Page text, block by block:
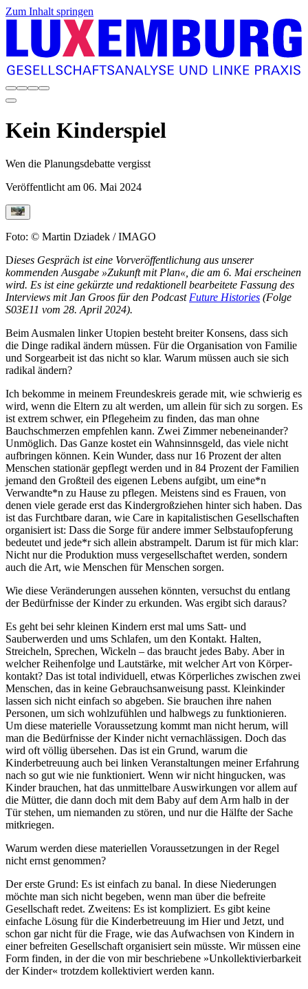
Zum Inhalt springen
Kein Kinderspiel
Wen die Planungsdebatte vergisst
Veröffentlicht am 06. Mai 2024
Foto: © Martin Dziadek / IMAGO
Dieses Gespräch ist eine Vorveröffentlichung aus unserer
kommenden Ausgabe »Zukunft mit Plan«, die am 6. Mai erscheinen
wird. Es ist eine gekürzte und redaktionell bearbeitete Fassung des
Interviews mit Jan Groos für den PodcastFuture Histories (Folge
S03E11 vom 28. April 2024).
Beim Ausmalen linker Utopien besteht breiter Konsens, dass sich
die Dinge radikal ändern müssen. Für die Organisation von Familie
und Sorgearbeit ist das nicht so klar. Warum müssen auch sie sich
radikal ändern?
Ich bekomme in meinem Freundeskreis gerade mit, wie schwierig es
wird, wenn die Eltern zu alt werden, um allein für sich zu sorgen. Es
ist extrem schwer, ein Pflegeheim zu finden, das man ohne
Bauchschmerzen empfehlen kann. Zwei Zimmer nebeneinander?
Unmöglich. Das Ganze kostet ein Wahnsinnsgeld, das viele nicht
aufbringen können. Kein Wunder, dass nur 16 Prozent der alten
Menschen stationär gepflegt werden und in 84 Prozent der Familien
jemand den Großteil des eigenen Lebens aufgibt, um eine*n
Verwandte*n zu Hause zu pflegen. Meistens sind es Frauen, von
denen viele gerade erst das Kindergroßziehen hinter sich haben. Das
ist das Furchtbare daran, wie Care in kapitalistischen Gesellschaften
organisiert ist: Dass die Sorge für andere immer Selbstaufopferung
bedeutet und jede*r sich allein abstrampelt. Darum ist für mich klar:
Nicht nur die Produktion muss vergesellschaftet werden, sondern
auch die Art, wie Menschen für Menschen sorgen.
Wie diese Veränderungen aussehen könnten, versuchst du entlang
der Bedürfnisse der Kinder zu erkunden. Was ergibt sich daraus?
Es geht bei sehr kleinen Kindern erst mal ums Satt- und
Sauberwerden und ums Schlafen, um den Kontakt. Halten,
Streicheln, Sprechen, Wickeln – das braucht jedes Baby. Aber in
welcher Reihenfolge und Lautstärke, mit welcher Art von Körper­
kontakt? Das ist total individuell, etwas Körperliches zwischen zwei
Menschen, das in keine Gebrauchsanweisung passt. Kleinkinder
lassen sich nicht einfach so abgeben. Sie brauchen ihre nahen
Personen, um sich wohlzufühlen und halbwegs zu funktionieren.
Um diese materielle Voraussetzung kommt man nicht herum, will
man die Bedürfnisse der Kinder nicht vernachlässigen. Doch das
wird oft völlig übersehen. Das ist ein Grund, warum die
Kinderbetreuung auch bei linken Veranstaltungen meiner Erfahrung
nach so gut wie nie funktioniert. Wenn wir nicht hingucken, was
Kinder brauchen, hat das unmittelbare Auswirkungen vor allem auf
die Mütter, die dann doch mit dem Baby auf dem Arm halb in der
Tür stehen, um niemanden zu stören, und nur die Hälfte der Sache
mitkriegen.
Warum werden diese materiellen Voraussetzungen in der Regel
nicht ernst genommen?
Der erste Grund: Es ist einfach zu banal. In diese Niederungen
möchte man sich nicht begeben, wenn man über die befreite
Gesellschaft redet. Zweitens: Es ist kompliziert. Es gibt keine
einfache Lösung für die Kinderbetreuung im Hier und Jetzt, und
schon gar nicht für die Frage, wie das Aufwachsen von Kindern in
einer befreiten Gesellschaft organisiert sein müsste. Wir müssen eine
Form finden, in der die von mir beschriebene »Unkollektivierbarkeit
der Kinder« trotzdem kollektiviert werden kann.